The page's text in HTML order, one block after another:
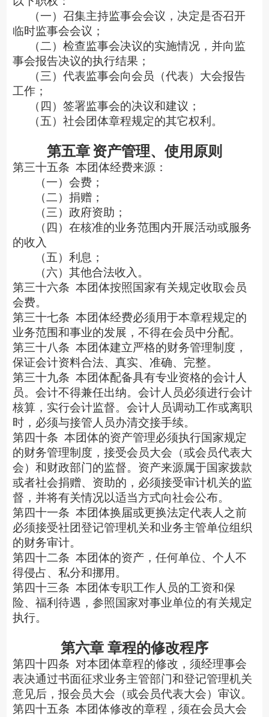
（一）召集主持监事会会议，决定是否召开
临时监事会会议；
（二）检查监事会决议的实施情况，并向监
事会报告决议的执行结果；
（三）代表监事会向会员（代表）大会报告
工作；
（四）签署监事会的决议和建议；
（五）社会团体章程规定的其它权利。
第五章资产管理、使用原则
第三十五条 本团体经费来源：
（一）会费；
（二）捐赠；
（三）政府资助；
（四）在核准的业务范围内开展活动或服务
的收入
（五）利息；
（六）其他合法收入。
第三十六条 本团体按照国家有关规定收取会员
会费。
第三十七条 本团体经费必须用于本章程规定的
业务范围和事业的发展，不得在会员中分配。
第三十八条 本团体建立严格的财务管理制度，
保证会计资料合法、真实、准确、完整。
第三十九条 本团体配备具有专业资格的会计人
员。会计不得兼任出纳。会计人员必须进行会计
核算，实行会计监督。会计人员调动工作或离职
时，必须与接管人员办清交接手续。
第四十条 本团体的资产管理必须执行国家规定
的财务管理制度，接受会员大会（或会员代表大
会）和财政部门的监督。资产来源属于国家拨款
或者社会捐赠、资助的，必须接受审计机关的监
督，并将有关情况以适当方式向社会公布。
第四十一条 本团体换届或更换法定代表人之前
必须接受社团登记管理机关和业务主管单位组织
的财务审计。
第四十二条 本团体的资产，任何单位、个人不
得侵占、私分和挪用。
第四十三条 本团体专职工作人员的工资和保
险、福利待遇，参照国家对事业单位的有关规定
执行。
第六章 章程的修改程序
第四十四条 对本团体章程的修改，须经理事会
表决通过书面征求业务主管部门和登记管理机关
意见后，报会员大会（或会员代表大会）审议。
第四十五条 本团体修改的章程，须在会员大会